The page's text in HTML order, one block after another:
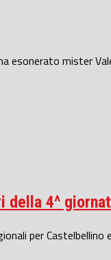
mister
della 4^
per Castelbellino e